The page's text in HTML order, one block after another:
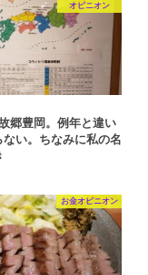
オピニオン
郷豊岡。例年と違い
ない。ちなみに私の名
お金オピニオン